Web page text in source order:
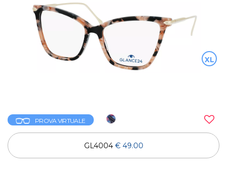
XL
PROVA VIRTUALE
GL4004 € 49.00